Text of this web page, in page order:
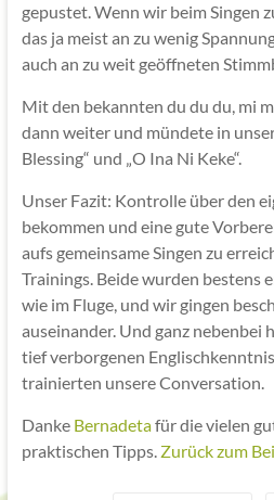
gepustet. Wenn wir beim Singen
das ja meist an zu wenig
auch an zu weit geöffneten
Mit den bekannten du du du, mi
dann weiter und mündete in
Blessing“ und „O Ina Ni Keke“.
Unser Fazit: Kontrolle über den
bekommen und eine gute
aufs gemeinsame Singen zu
Trainings. Beide wurden bestens
wie im Fluge, und wir gingen
auseinander. Und ganz nebenbei
tief verborgenen
trainierten unsere Conversation.
Danke Bernadetafür die vielen
praktischen Tipps. Zurück zum